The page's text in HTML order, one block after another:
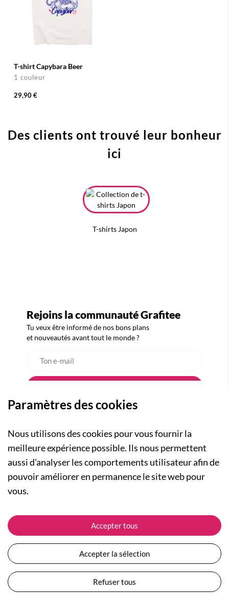
T-shirt Capybara Beer
1 couleur
29,90 €
Des clients ont trouvé leur bonheur
ici
T-shirts Japon
Rejoins la communauté Grafitee
Tu veux être informé de nos bons plans
et nouveautés avant tout le monde ?
A PROPOS
Qui sommes-nous ?
Actualités
Nos engagements
Plan du site
Devenir revendeur
NOS RUBRIQUES
Collection Femme
Collection Enfants
Les Totebags
Nos différents thèmes
ASSISTANCE
Suivre ma commande
Expédition et livraison
Retour et remboursement
Moyens de paiement
Questions / Réponses
Conditions générales de vente
Paramètres des cookies
Nous utilisons des cookies pour vous fournir la
meilleure expérience possible. Ils nous permettent
aussi d'analyser les comportements utilisateur afin de
pouvoir améliorer en permanence le site web pour
vous.
Accepter tous
Accepter la sélection
Refuser tous